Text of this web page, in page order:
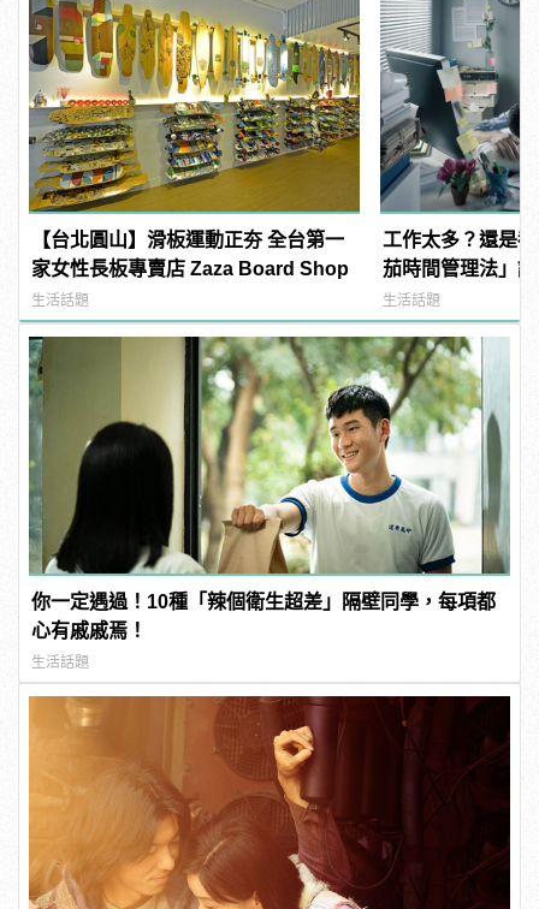
【台北圓山】滑板運動正夯 全台第一
家女性長板專賣店 Zaza Board Shop
生活話題
工作太多？還是
茄時間管理法」
生活話題
你一定遇過！10種「辣個衛生超差」隔壁同學，每項都
心有戚戚焉！
生活話題